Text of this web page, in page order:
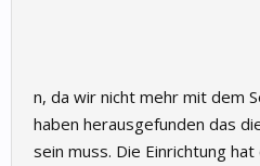
n, da wir nicht mehr mit dem
haben herausgefunden das
sein muss. Die Einrichtung